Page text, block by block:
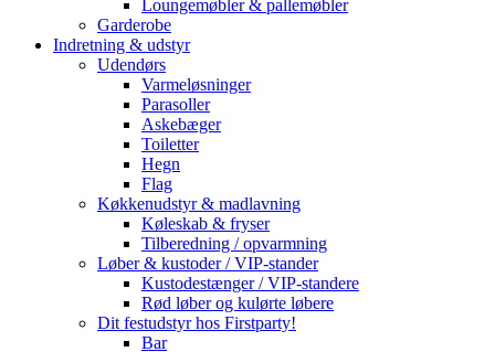
Loungemøbler & pallemøbler
Garderobe
Indretning & udstyr
Udendørs
Varmeløsninger
Parasoller
Askebæger
Toiletter
Hegn
Flag
Køkkenudstyr & madlavning
Køleskab & fryser
Tilberedning / opvarmning
Løber & kustoder / VIP-stander
Kustodestænger / VIP-standere
Rød løber og kulørte løbere
Dit festudstyr hos Firstparty!
Bar